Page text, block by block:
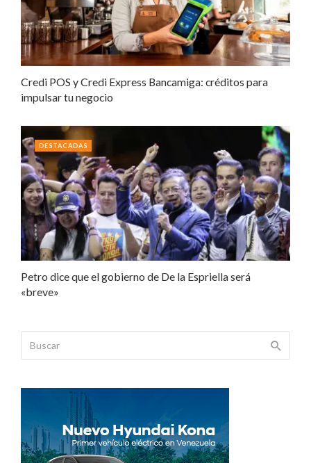
Credi POS y Credi Express Bancamiga: créditos para
impulsar tu negocio
Petro dice que el gobierno de De la Espriella será
«breve»
DESTACADAS